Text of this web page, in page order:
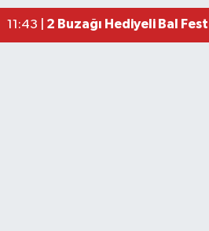
11:43 | 2 Buzağı Hediyeli Bal